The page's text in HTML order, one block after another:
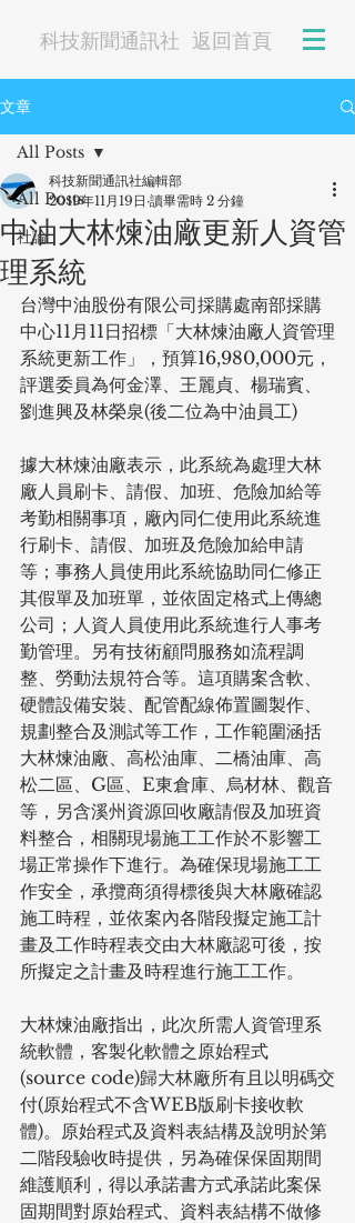
科技新聞通訊社 返回首頁
文章
All Posts
社論
All Posts
中油大林煉油廠更新人資管
理系統
科技新聞通訊社編輯部
2019年11月19日 讀畢需時 2 分鐘
台灣中油股份有限公司採購處南部採購
中心11月11日招標「大林煉油廠人資管理
系統更新工作」，預算16,980,000元，
評選委員為何金澤、王麗貞、楊瑞賓、
劉進興及林榮泉(後二位為中油員工)
據大林煉油廠表示，此系統為處理大林
廠人員刷卡、請假、加班、危險加給等
考勤相關事項，廠內同仁使用此系統進
行刷卡、請假、加班及危險加給申請
等；事務人員使用此系統協助同仁修正
其假單及加班單，並依固定格式上傳總
公司；人資人員使用此系統進行人事考
勤管理。另有技術顧問服務如流程調
整、勞動法規符合等。這項購案含軟、
硬體設備安裝、配管配線佈置圖製作、
規劃整合及測試等工作，工作範圍涵括
大林煉油廠、高松油庫、二橋油庫、高
松二區、G區、E東倉庫、烏材林、觀音
等，另含溪州資源回收廠請假及加班資
料整合，相關現場施工工作於不影響工
場正常操作下進行。為確保現場施工工
作安全，承攬商須得標後與大林廠確認
施工時程，並依案內各階段擬定施工計
畫及工作時程表交由大林廠認可後，按
所擬定之計畫及時程進行施工工作。
大林煉油廠指出，此次所需人資管理系
統軟體，客製化軟體之原始程式
(source code)歸大林廠所有且以明碼交
付(原始程式不含WEB版刷卡接收軟
體)。原始程式及資料表結構及說明於第
二階段驗收時提供，另為確保保固期間
維護順利，得以承諾書方式承諾此案保
固期間對原始程式、資料表結構不做修